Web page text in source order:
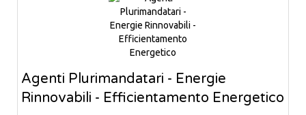
Agenti Plurimandatari - Energie
Rinnovabili - Efficientamento Energetico